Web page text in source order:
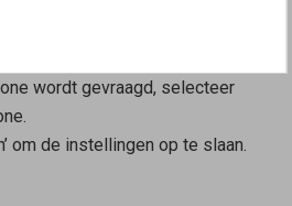
wordt gevraagd, selecteer
om de instellingen op te slaan.